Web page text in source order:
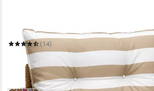
Sitzkissen Polster für Gartenmöbel -
(14)
ab 22,99 € UVP28,99 €
(0,77 €/ 1 Stk)
in 2-3 Werktagen bei dir